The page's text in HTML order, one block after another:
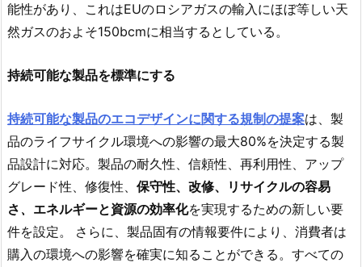
能性があり、これはEUのロシアガスの輸入にほぼ等しい天
然ガスのおよそ150bcmに相当するとしている。
持続可能な製品を標準にする
持続可能な製品のエコデザインに関する規制の提案は、製
品のライフサイクル環境への影響の最大80%を決定する製
品設計に対応。製品の耐久性、信頼性、再利用性、アップ
グレード性、修復性、 保守性、改修、リサイクルの容易
さ 、 エネルギーと資源の効率化を実現するための新しい要
件を設定。
さらに、製品固有の情報要件により、消費者は
購入の環境への影響を確実に知ることができる。すべての